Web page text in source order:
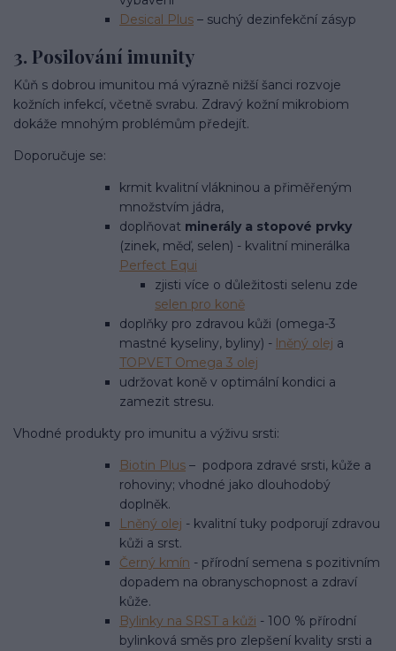
Desical Plus – suchý dezinfekční zásyp
3. Posilování imunity
Kůň s dobrou imunitou má výrazně nižší šanci rozvoje
kožních infekcí, včetně svrabu. Zdravý kožní mikrobiom
dokáže mnohým problémům předejít.
Doporučuje se:
krmit kvalitní vlákninou a přiměřeným
množstvím jádra,
doplňovat minerály a stopové prvky
(zinek, měď, selen) - kvalitní minerálka
Perfect Equi
zjisti více o důležitosti selenu zde
selen pro koně
doplňky pro zdravou kůži (omega-3
mastné kyseliny, byliny) - lněný olej a
TOPVET Omega 3 olej
udržovat koně v optimální kondici a
zamezit stresu.
Vhodné produkty pro imunitu a výživu srsti:
Biotin Plus – podpora zdravé srsti, kůže a
rohoviny; vhodné jako dlouhodobý
doplněk.
Lněný olej - kvalitní tuky podporují zdravou
kůži a srst.
Černý kmín - přírodní semena s pozitivním
dopadem na obranyschopnost a zdraví
kůže.
Bylinky na SRST a kůži - 100 % přírodní
bylinková směs pro zlepšení kvality srsti a